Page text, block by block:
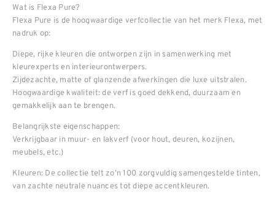
Wat is Flexa Pure?
Flexa Pure is de hoogwaardige verfcollectie van het merk Flexa, met
nadruk op:
Diepe, rijke kleuren die ontworpen zijn in samenwerking met
kleurexperts en interieurontwerpers.
Zijdezachte, matte of glanzende afwerkingen die luxe uitstralen.
Hoogwaardige kwaliteit: de verf is goed dekkend, duurzaam en
gemakkelijk aan te brengen.
Belangrijkste eigenschappen:
Verkrijgbaar in muur- en lakverf (voor hout, deuren, kozijnen,
meubels, etc.)
Kleuren: De collectie telt zo’n 100 zorgvuldig samengestelde tinten,
van zachte neutrale nuances tot diepe accentkleuren.